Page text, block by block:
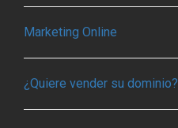
Marketing Online
¿Quiere vender su dominio?